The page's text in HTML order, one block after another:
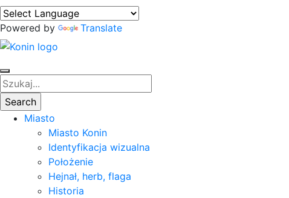
Powered by Translate
Miasto
Miasto Konin
Identyfikacja wizualna
Położenie
Hejnał, herb, flaga
Historia